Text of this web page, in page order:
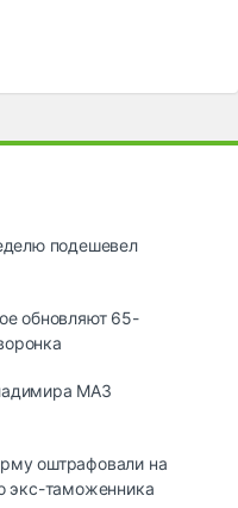
подешевел
обновляют 65-
МАЗ
оштрафовали на
экс-таможенника